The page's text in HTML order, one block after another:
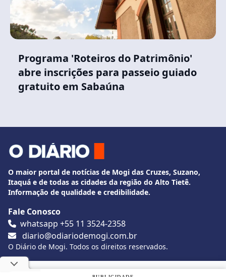
Programa 'Roteiros do Patrimônio'
abre inscrições para passeio guiado
gratuito em Sabaúna
O maior portal de notícias de Mogi das Cruzes, Suzano,
Itaquá e de todas as cidades da região do Alto Tietê.
Informação de qualidade e credibilidade.
Fale Conosco
whatsapp +55 11 3524-2358
diario@odiariodemogi.com.br
O Diário de Mogi. Todos os direitos reservados.
Siga O Diário nas redes sociais
Utilizamos cookies, de acordo com a nossa